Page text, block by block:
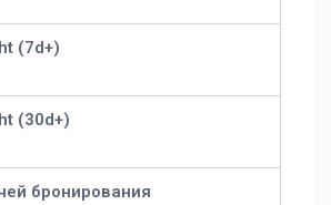
(7d+)
(30d+)
бронирования